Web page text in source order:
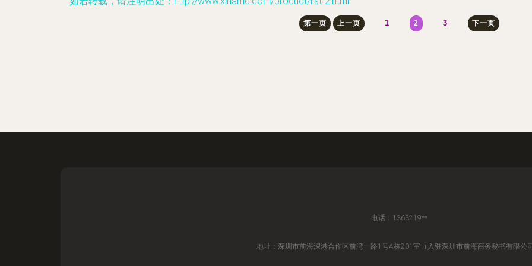
第一页 上一页 1 2 3 下一页
电话：1363219**
地址：深圳市前海深港合作区前湾一路1号A栋201室（入驻深圳市前海商务秘书有限公